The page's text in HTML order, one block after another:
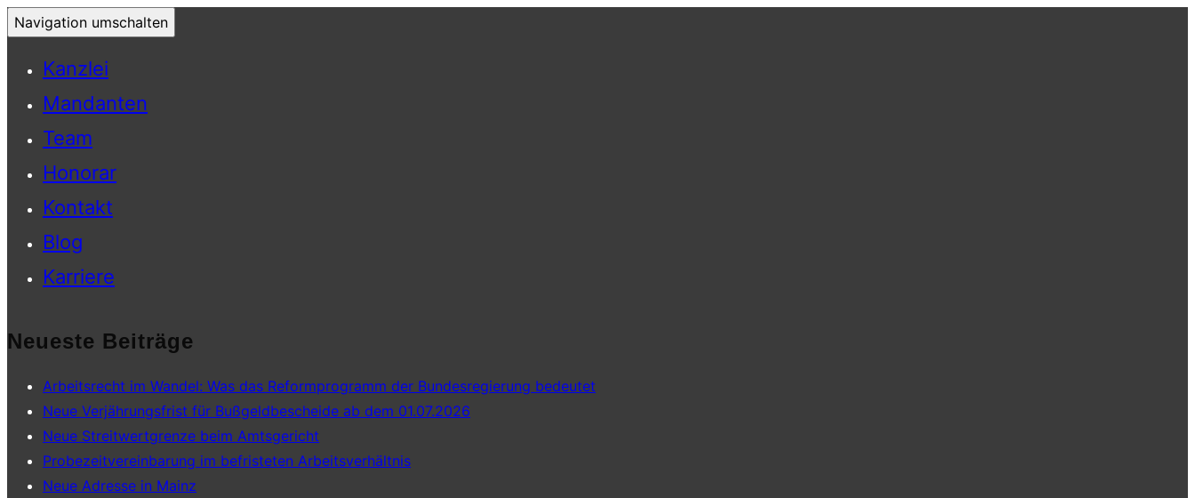
Navigation umschalten
Kanzlei
Mandanten
Team
Honorar
Kontakt
Blog
Karriere
Neueste Beiträge
Arbeitsrecht im Wandel: Was das Reformprogramm der Bundesregierung bedeutet
Neue Verjährungsfrist für Bußgeldbescheide ab dem 01.07.2026
Neue Streitwertgrenze beim Amtsgericht
Probezeitvereinbarung im befristeten Arbeitsverhältnis
Neue Adresse in Mainz